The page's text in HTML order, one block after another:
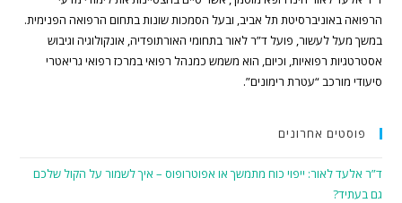
הרפואה באוניברסיטת תל אביב, ובעל הסמכות שונות בתחום הרפואה הפנימית.
במשך מעל לעשור, פועל ד”ר לאור בתחומי האורתופדיה, אונקולוגיה וגיבוש
אסטרטגיות רפואיות, וכיום, הוא משמש כמנהל רפואי במרכז רפואי גריאטרי
סיעודי מורכב “עטרת רימונים”.
פוסטים אחרונים
ד”ר אלעד לאור: ייפוי כוח מתמשך או אפוטרופוס – איך לשמור על הקול שלכם
גם בעתיד?